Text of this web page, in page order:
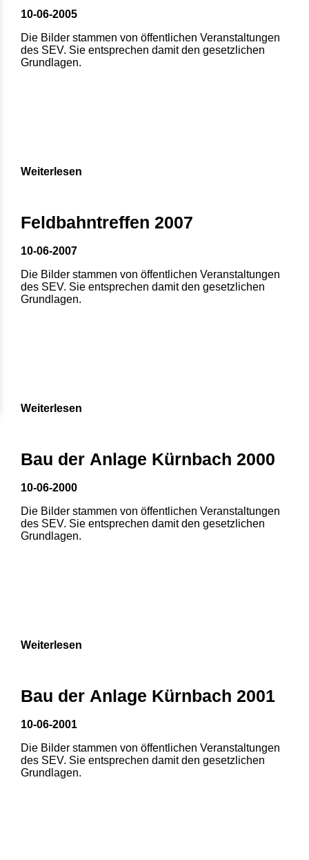
10-06-2005
Die Bilder stammen von öffentlichen Veranstaltungen
des SEV. Sie entsprechen damit den gesetzlichen
Grundlagen.
Weiterlesen
Feldbahntreffen 2007
10-06-2007
Die Bilder stammen von öffentlichen Veranstaltungen
des SEV. Sie entsprechen damit den gesetzlichen
Grundlagen.
Weiterlesen
Bau der Anlage Kürnbach 2000
10-06-2000
Die Bilder stammen von öffentlichen Veranstaltungen
des SEV. Sie entsprechen damit den gesetzlichen
Grundlagen.
Weiterlesen
Bau der Anlage Kürnbach 2001
10-06-2001
Die Bilder stammen von öffentlichen Veranstaltungen
des SEV. Sie entsprechen damit den gesetzlichen
Grundlagen.